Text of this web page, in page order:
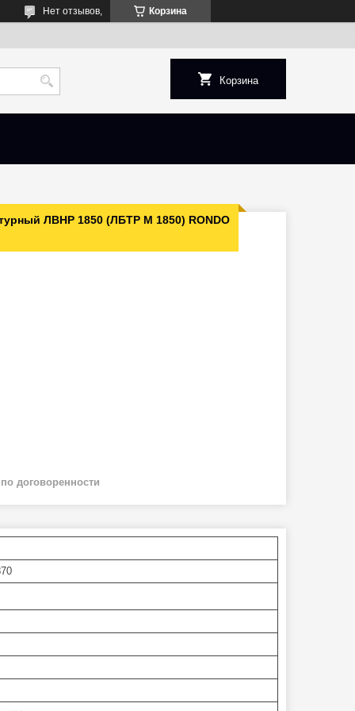
Корзина
Нет отзывов,
Корзина
ЛВНР 1850 (ЛБТР М 1850) RONDO
по договоренности